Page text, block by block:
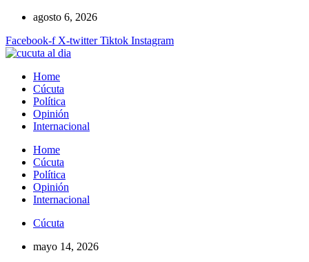
contenido
agosto 6, 2026
Facebook-f X-twitter Tiktok Instagram
Home
Cúcuta
Política
Opinión
Internacional
Home
Cúcuta
Política
Opinión
Internacional
Cúcuta
mayo 14, 2026